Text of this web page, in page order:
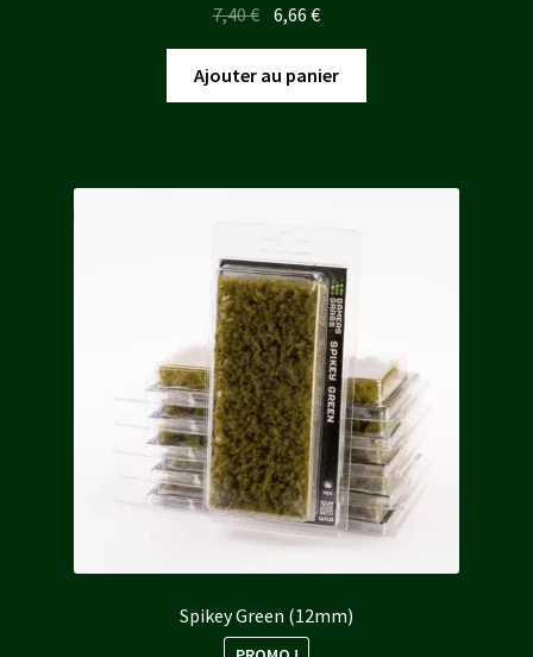
7,40€ Le
prix
initial
était :
6,66€Le
prix
actuel
est :
Ajouter au panier
Spikey Green (12mm)